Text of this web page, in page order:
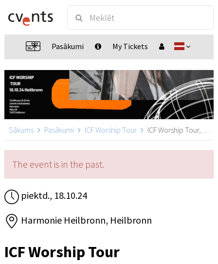
Pasākumi My Tickets
Sākums Pasākumi ICF Worship Tour ICF Worship Tour, Heilbronn
The event is in the past.
piektd., 18.10.24
Harmonie Heilbronn, Heilbronn
ICF Worship Tour